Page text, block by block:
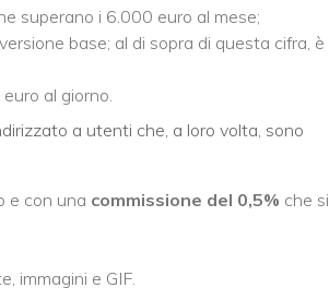
superano i 6.000 euro al mese;
base; al di sopra di questa cifra, è
al giorno.
a utenti che, a loro volta, sono
e con una commissione del 0,5% che si
immagini e GIF.